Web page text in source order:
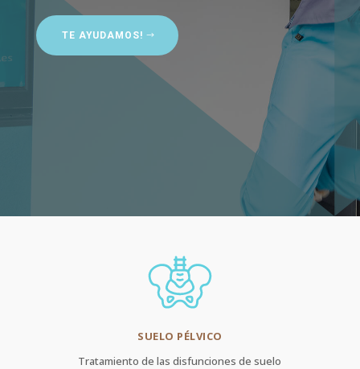
TE AYUDAMOS!
SUELO PÉLVICO
Tratamiento de las disfunciones de suelo